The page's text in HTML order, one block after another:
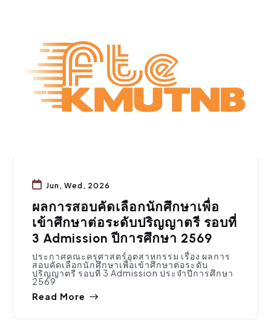
Jun, Wed, 2026
ผลการสอบคัดเลือกนักศึกษาเพื่อ
เข้าศึกษาต่อระดับปริญญาตรี รอบที่
3 Admission ปีการศึกษา 2569
ประกาศคณะครุศาสตร์อุตสาหกรรม เรื่อง ผลการ
สอบคัดเลือกนักศึกษาเพื่อเข้าศึกษาต่อระดับ
ปริญญาตรี รอบที่ 3 Admission ประจำปีการศึกษา
2569
Read More